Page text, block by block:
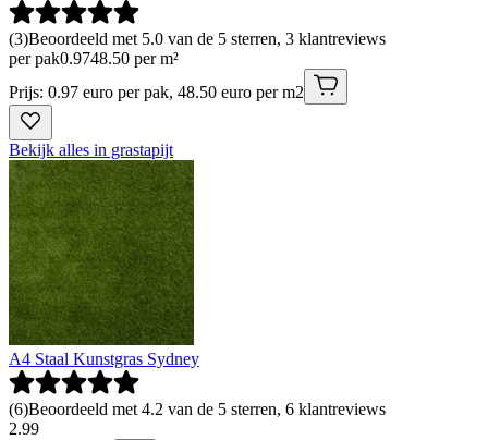
(3)Beoordeeld met 5.0 van de 5 sterren, 3 klantreviews
per pak0.9748.50 per m²
Prijs: 0.97 euro per pak, 48.50 euro per m2
Bekijk alles in grastapijt
A4 Staal Kunstgras Sydney
(6)Beoordeeld met 4.2 van de 5 sterren, 6 klantreviews
2.99